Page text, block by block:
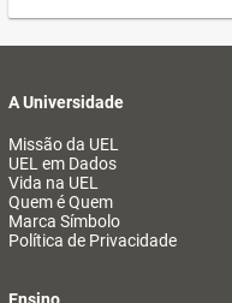
A Universidade
Missão da UEL
UEL em Dados
Vida na UEL
Quem é Quem
Marca Símbolo
Política de Privacidade
Ensino